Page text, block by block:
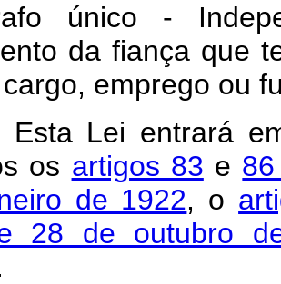
único -
da fiança que
emprego ou
Esta Lei entrará
os artigos 83 e
de 1922, o
28 de outubro